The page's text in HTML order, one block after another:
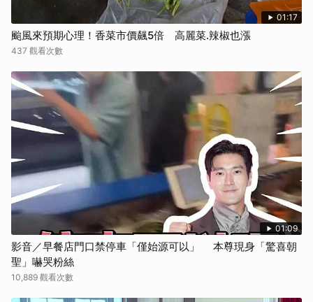
01:17
颱風來預期心理！香菜市價飆5倍 高麗菜.辣椒也漲
437 觀看次數
01:09
影音／早餐店門口禁停車「僅始源可以」 本尊現身「驚喜朝
聖」嚇哭粉絲
10,889 觀看次數